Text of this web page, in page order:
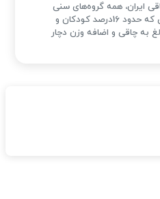
ایران، همه گروه‌های سنی
تحت‌تأثیر چاقی هستند؛ به‌طوری که حدود 16درصد کودکان و
افراد بالغ به چاقی و اضافه وزن دچار